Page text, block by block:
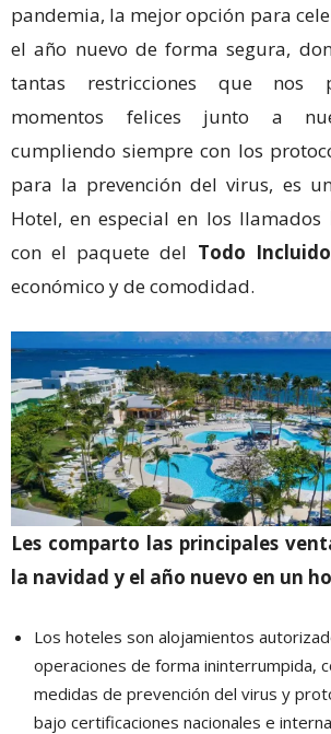
pandemia, la mejor opción para
el año nuevo de forma segura,
tantas restricciones que nos
momentos felices junto a
cumpliendo siempre con los
para la prevención del virus, es
Hotel, en especial en los llamados
con el paquete del Todo Incluido
económico y de comodidad.
Les comparto las principales
la navidad y el año nuevo en un
Los hoteles son alojamientos
operaciones de forma ininterrumpida,
medidas de prevención del virus y
bajo certificaciones nacionales e